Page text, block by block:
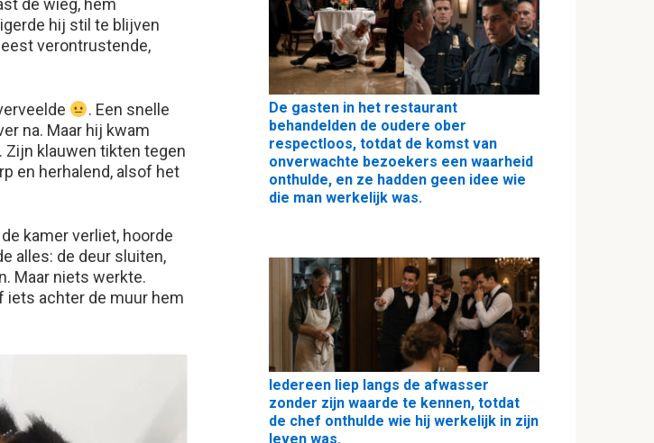
de wieg, hem
hij stil te blijven
verontrustende,
. Een snelle
na. Maar hij kwam
Zijn klauwen tikten tegen
en herhalend, alsof het
kamer verliet, hoorde
alles: de deur sluiten,
Maar niets werkte.
iets achter de muur hem
De gasten in het restaurant
behandelden de oudere ober
respectloos, totdat de komst van
onverwachte bezoekers een waarheid
onthulde, en ze hadden geen idee wie
die man werkelijk was.
Iedereen liep langs de afwasser
zonder zijn waarde te kennen, totdat
de chef onthulde wie hij werkelijk in zijn
leven was.